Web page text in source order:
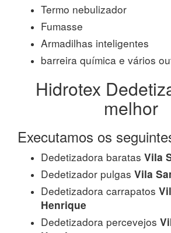
Termo nebulizador
Fumasse
Armadilhas inteligentes
barreira química e vários
Hidrotex
melhor
Executamos os
Dedetizadora baratas Vila
Dedetizador pulgas Vila
Dedetizadora carrapatos
Henrique
Dedetizadora percevejos